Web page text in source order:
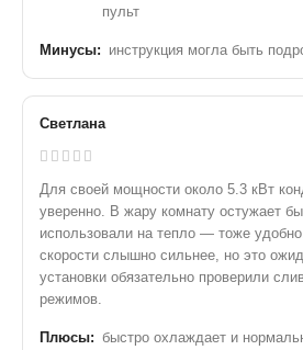
пульт
Минусы: инструкция могла быть
Светлана
Для своей мощности около 5.3 кВт
уверенно. В жару комнату остужает
использовали на тепло — тоже
скорости слышно сильнее, но это
установки обязательно проверили
режимов.
Плюсы: быстро охлаждает и